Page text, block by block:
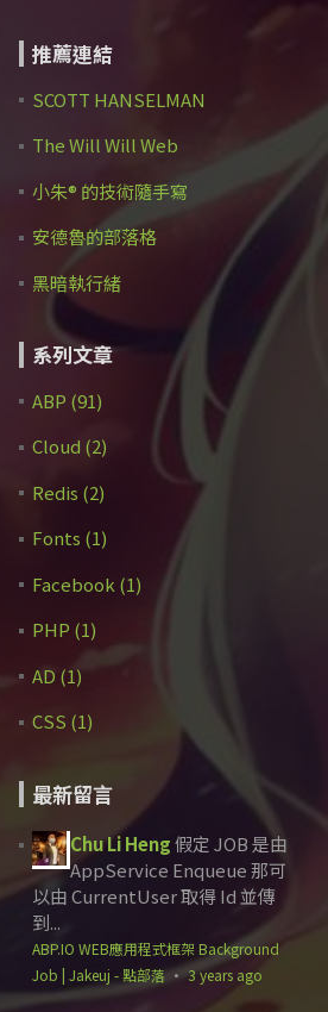
推薦連結
SCOTT HANSELMAN
The Will Will Web
小朱® 的技術隨手寫
安德魯的部落格
黑暗執行緒
系列文章
ABP (91)
Cloud (2)
Redis (2)
Fonts (1)
Facebook (1)
PHP (1)
AD (1)
CSS (1)
最新留言
Chu Li Heng 假定 JOB 是由
AppService Enqueue 那可
以由 CurrentUser 取得 Id 並傳
到...
ABP.IO WEB應用程式框架 Background
Job | Jakeuj - 點部落·3 years ago